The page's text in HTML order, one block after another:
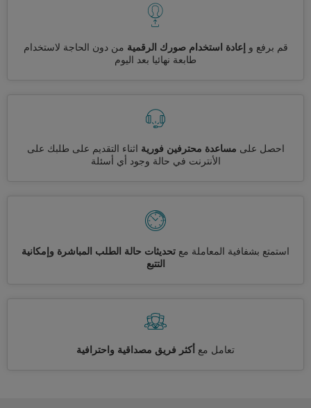
قم برفع و إعادة استخدام صورك الرقمية من دون الحاجة لاستخدام
طابعة نهائيا بعد اليوم
احصل على مساعدة محترفين فورية اثناء التقديم على طلبك على
الأنترنت في حالة وجود أي أسئلة
استمتع بشفافية المعاملة مع تحديثات حالة الطلب المباشرة وإمكانية
التتبع
تعامل مع أكثر فريق مصداقية واحترافية